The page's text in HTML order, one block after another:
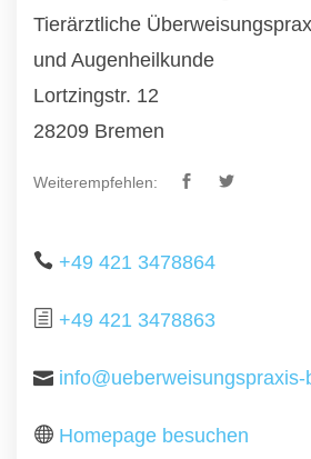
Tierärztliche
und Augenheilkunde
Lortzingstr. 12
28209 Bremen
Weiterempfehlen:
+49 421 3478864
+49 421 3478863
Homepage besuchen